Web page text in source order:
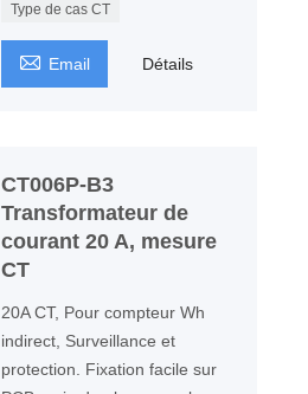
Type de cas CT
 Email Détails
CT006P-B3
Transformateur de
courant 20 A, mesure
CT
20A CT, Pour compteur Wh
indirect, Surveillance et
protection. Fixation facile sur